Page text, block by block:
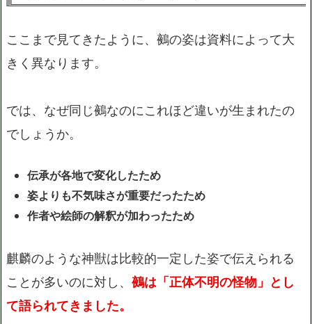
ここまで見てきたように、鵺の姿は資料によって大
きく異なります。
では、なぜ同じ鵺なのにこれほど違いが生まれたの
でしょうか。
伝承が各地で変化したため
姿よりも不気味さが重要だったため
作者や絵師の解釈が加わったため
麒麟のような神獣は比較的一定した姿で伝えられる
ことが多いのに対し、 鵺は「正体不明の怪物」とし
て語られてきました。